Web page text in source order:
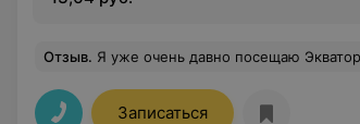
Отзыв. Я уже очень давно посещаю Экватор, все как обычно, обслужили, все
Записаться